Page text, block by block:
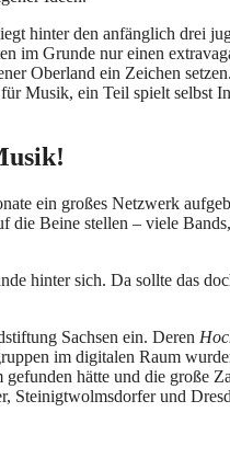
hinter den anfänglich drei
im Grunde nur einen
Oberland ein Zeichen
Musik, ein Teil spielt selbst
ein großes Netzwerk
Beine stellen – viele
hinter sich. Da sollte das
Sachsen ein. Deren
im digitalen Raum
hätte und die große
und